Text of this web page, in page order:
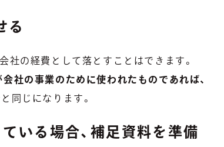
る
社の経費として落とすことはできます。
社の事業のために使われたものであれば、
同じになります。
いる場合、補足資料を準備